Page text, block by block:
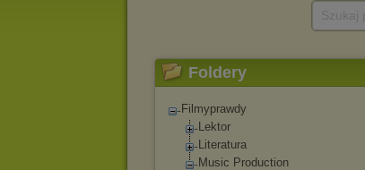
Foldery
Filmyprawdy
Lektor
Literatura
Music Production